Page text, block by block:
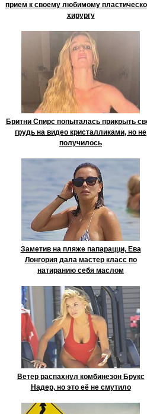
прием к своему любимому
хирургу
Бритни Спирс попыталась прикрыть
грудь на видео кристалликами, но не
получилось
Заметив на пляже папарацци, Ева
Лонгория дала мастер класс по
натиранию себя маслом
Ветер распахнул комбинезон Брукс
Надер, но это её не смутило